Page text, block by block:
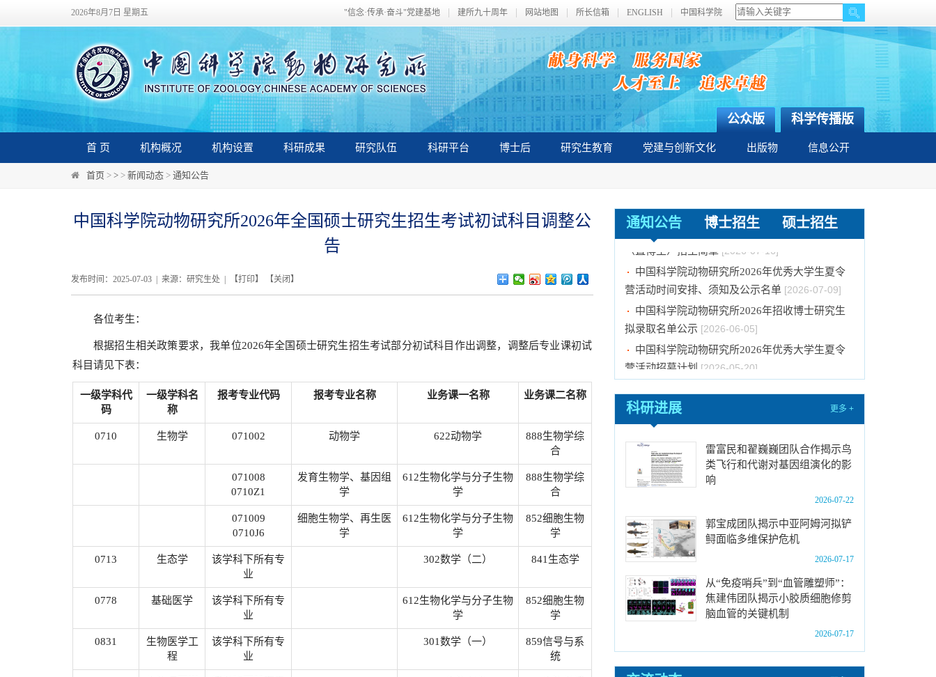
2026年8月7日 星期五 "信念·传承·奋斗"党建基地 建所九十周年 网站地图 所长信箱 ENGLISH 中国科学院
科学传播版
公众版
首 页 机构概况 机构设置 科研成果 研究队伍 科研平台 博士后 研究生教育 党建与创新文化 出版物 信息公开
首页 > > > 新闻动态 > 通知公告
中国科学院动物研究所2026年全国硕士研究生招生考试初试科目调整公
告
发布时间：2025-07-03 | 来源：研究生处 | 【打印】 【关闭 】
各位考生：
根据招生相关政策要求，我单位2026年全国硕士研究生招生考试部分初试科目作出调整，调整后专业课初试
科目请见下表：
一级学科代
码
一级学科名
称
报考专业代码 报考专业名称 业务课一名称 业务课二名称
0710 生物学 071002 动物学 622动物学
888生物学综
合
071008
0710Z1
发育生物学、基因组
学
612生物化学与分子生物
学
888生物学综
合
071009
0710J6
细胞生物学、再生医
学
612生物化学与分子生物
学
852细胞生物
学
0713 生态学
该学科下所有专
业
302数学（二） 841生态学
0778 基础医学
该学科下所有专
业
612生物化学与分子生物
学
852细胞生物
学
0831
生物医学工
程
该学科下所有专
业
301数学（一）
859信号与系
统
通知公告 博士招生 硕士招生
中国科学院动物研究所2027年接收推荐免试生
（直博生）招生简章
中国科学院动物研究所2026年优秀大学生夏令
营活动时间安排、须知及公示名单
中国科学院动物研究所2026年招收博士研究生
拟录取名单公示
中国科学院动物研究所2026年优秀大学生夏令
营活动招募计划
中国科学院动物研究所2026年招收硕士学位研
究生复试规程
01-22]
中国科学院动物研究所2026年博士招考“申请-考
中国科学院动物研究所2026年博士招考“申请-考
核”制进入笔试名单公示[2026-01-14]
（直博生）招生简章[2026-07-16]
中国科学院动物研究所2026年优秀大学生夏令
营活动时间安排、须知及公示名单
拟录取名单公示[2026-06-05]
科研进展 更多 +
雷富民和翟巍巍团队合作揭示鸟
类飞行和代谢对基因组演化的影
响
2026-07-22
郭宝成团队揭示中亚阿姆河拟铲
鲟面临多维保护危机
2026-07-17
从“免疫哨兵”到“血管雕塑师”：
焦建伟团队揭示小胶质细胞修剪
脑血管的关键机制
2026-07-17